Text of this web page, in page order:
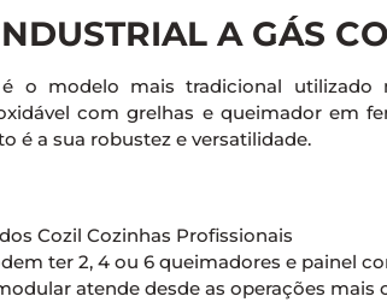
A GÁS
o modelo mais tradicional utilizado
com grelhas e queimador em
é a sua robustez e versatilidade.
ter 2, 4 ou 6 queimadores e painel
atende desde as operações mais